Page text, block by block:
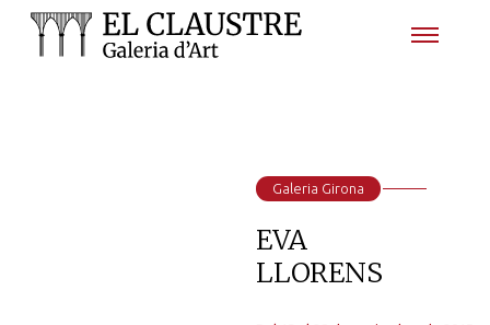
Galeria Girona
EVA
LLORENS